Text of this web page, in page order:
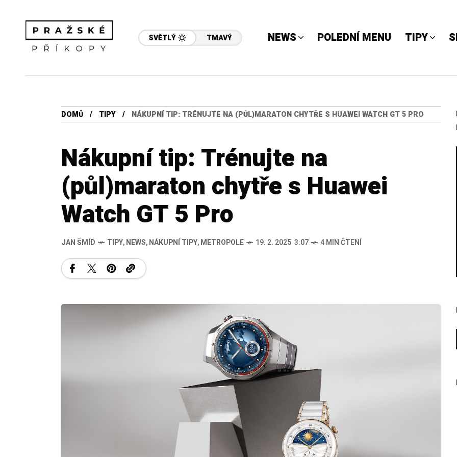
SVĚTLÝ TMAVÝ NEWS POLEDNÍ MENU TIPY
DOMŮ TIPY NÁKUPNÍ TIP: TRÉNUJTE NA (PŮL)MARATON CHYTŘE S HUAWEI WATCH GT 5 PRO
Nákupní tip: Trénujte na
(půl)maraton chytře s Huawei
Watch GT 5 Pro
JAN ŠMÍD TIPY,NEWS,NÁKUPNÍ TIPY,METROPOLE 19. 2. 2025 3:07 4 MIN ČTENÍ